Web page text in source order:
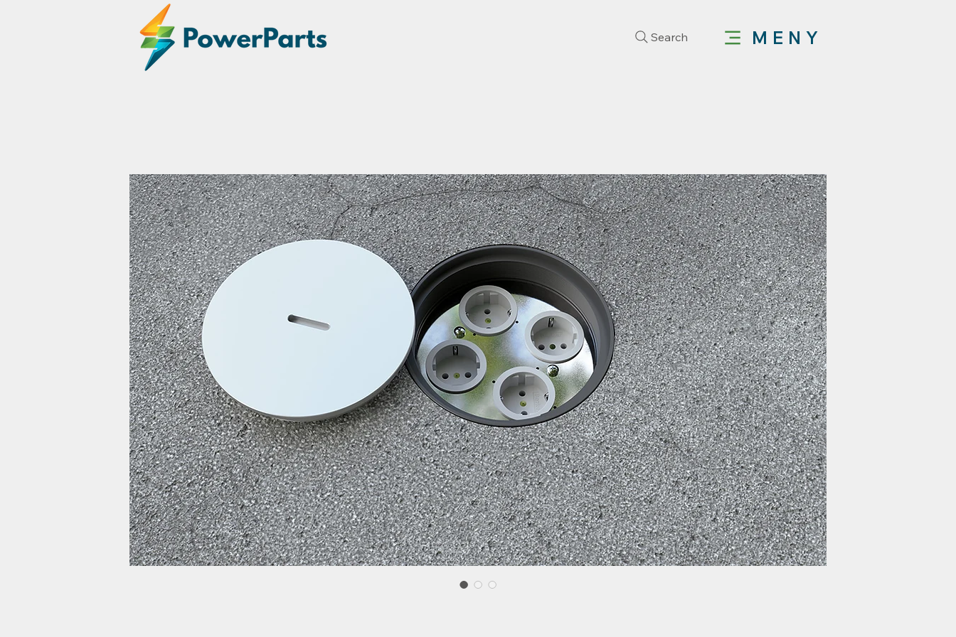
Search MENY